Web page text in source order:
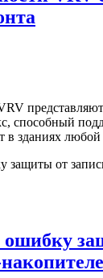
способный
в зданиях
ошибку